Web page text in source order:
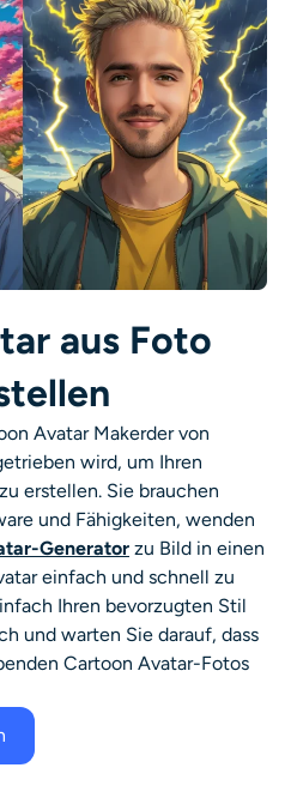
aus Foto
Avatar Makerder von
wird, um Ihren
erstellen. Sie brauchen
und Fähigkeiten, wenden
Generator zu Bild in einen
einfach und schnell zu
Ihren bevorzugten Stil
und warten Sie darauf, dass
Cartoon Avatar-Fotos